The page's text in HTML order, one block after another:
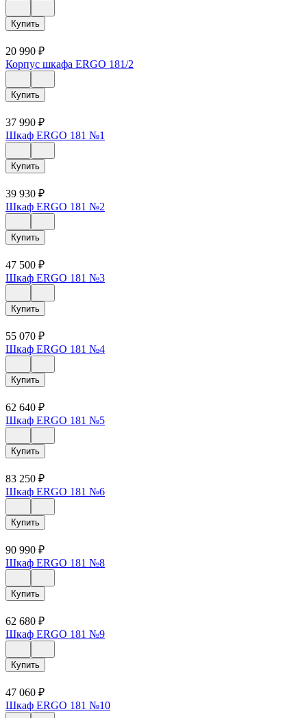
Купить
20 990 ₽
Корпус шкафа ERGO 181/2
Купить
37 990 ₽
Шкаф ERGO 181 №1
Купить
39 930 ₽
Шкаф ERGO 181 №2
Купить
47 500 ₽
Шкаф ERGO 181 №3
Купить
55 070 ₽
Шкаф ERGO 181 №4
Купить
62 640 ₽
Шкаф ERGO 181 №5
Купить
83 250 ₽
Шкаф ERGO 181 №6
Купить
90 990 ₽
Шкаф ERGO 181 №8
Купить
62 680 ₽
Шкаф ERGO 181 №9
Купить
47 060 ₽
Шкаф ERGO 181 №10